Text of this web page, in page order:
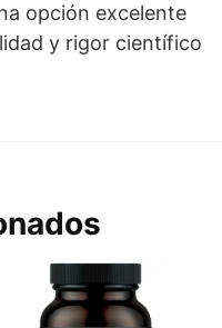
opción excelente
y rigor científico